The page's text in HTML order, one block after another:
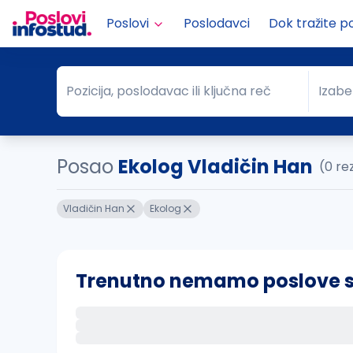
Poslovi Poslodavci Dok tražite
Pozicija, poslodavac ili ključna reč
Pozicija, poslodavac ili ključna reč Grad
Posao Ekolog Vladičin Han (0
Vladičin Han Ekolog
Trenutno nemamo poslove